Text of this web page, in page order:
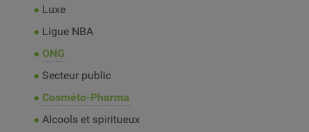
Luxe
Ligue NBA
ONG
Secteur public
Cosméto-Pharma
Alcools et spiritueux